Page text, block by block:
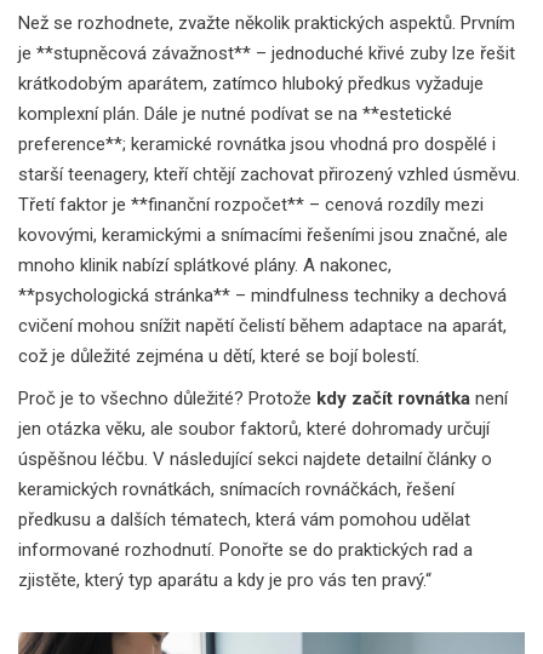
Než se rozhodnete, zvažte několik praktických aspektů. Prvním
je **stupněcová závažnost** – jednoduché křivé zuby lze řešit
krátkodobým aparátem, zatímco hluboký předkus vyžaduje
komplexní plán. Dále je nutné podívat se na **estetické
preference**; keramické rovnátka jsou vhodná pro dospělé i
starší teenagery, kteří chtějí zachovat přirozený vzhled úsměvu.
Třetí faktor je **finanční rozpočet** – cenová rozdíly mezi
kovovými, keramickými a snímacími řešeními jsou značné, ale
mnoho klinik nabízí splátkové plány. A nakonec,
**psychologická stránka** – mindfulness techniky a dechová
cvičení mohou snížit napětí čelistí během adaptace na aparát,
což je důležité zejména u dětí, které se bojí bolestí.
Proč je to všechno důležité? Protože kdy začít rovnátka není
jen otázka věku, ale soubor faktorů, které dohromady určují
úspěšnou léčbu. V následující sekci najdete detailní články o
keramických rovnátkách, snímacích rovnáčkách, řešení
předkusu a dalších tématech, která vám pomohou udělat
informované rozhodnutí. Ponořte se do praktických rad a
zjistěte, který typ aparátu a kdy je pro vás ten pravý.“